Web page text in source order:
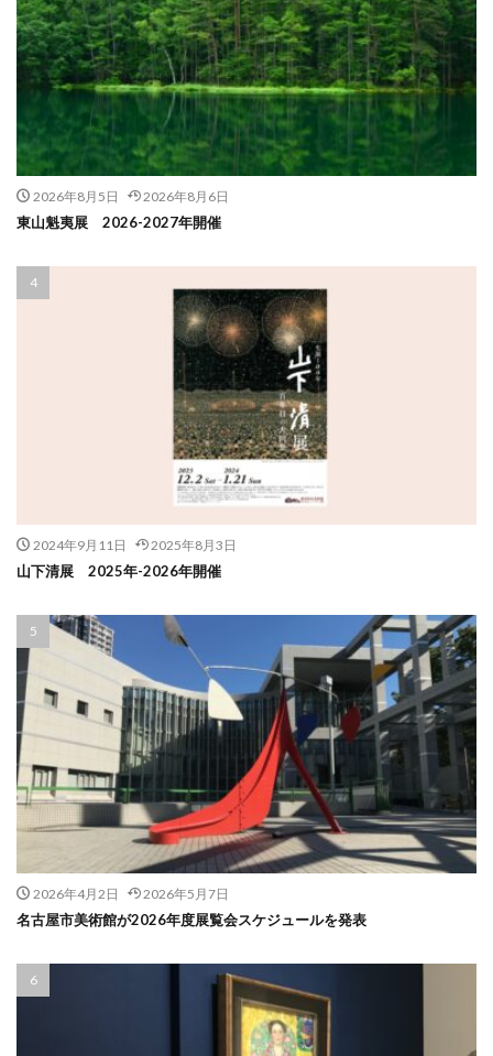
2026年8月5日 2026年8月6日
東山魁夷展 2026-2027年開催
2024年9月11日 2025年8月3日
山下清展 2025年-2026年開催
2026年4月2日 2026年5月7日
名古屋市美術館が2026年度展覧会スケジュールを発表